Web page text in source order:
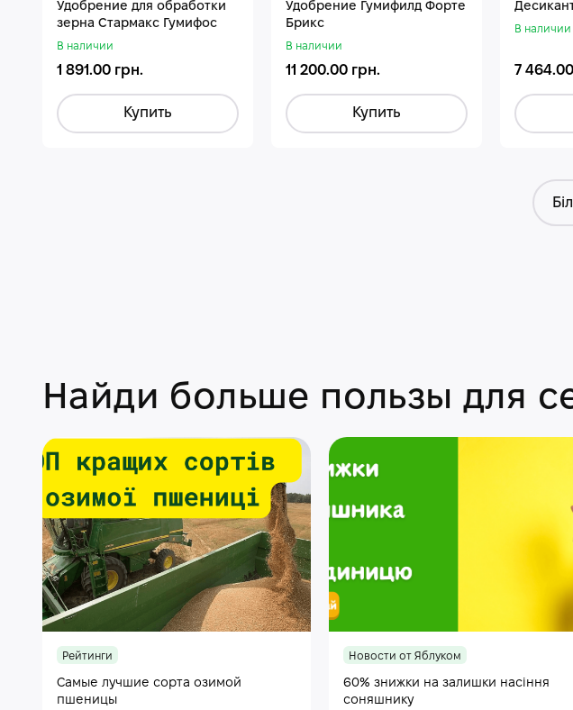
Удобрение для обработки
зерна Стармакс Гумифос
В наличии
1 891.00 грн.
Купить
Удобрение Гумифилд Форте
Брикс
В наличии
11 200.00 грн.
Купить
В наличии
7
Найди больше пользы для
Рейтинги
Самые лучшие сорта озимой
пшеницы
Новости от Яблуком
60% знижки на залишки насіння
соняшнику